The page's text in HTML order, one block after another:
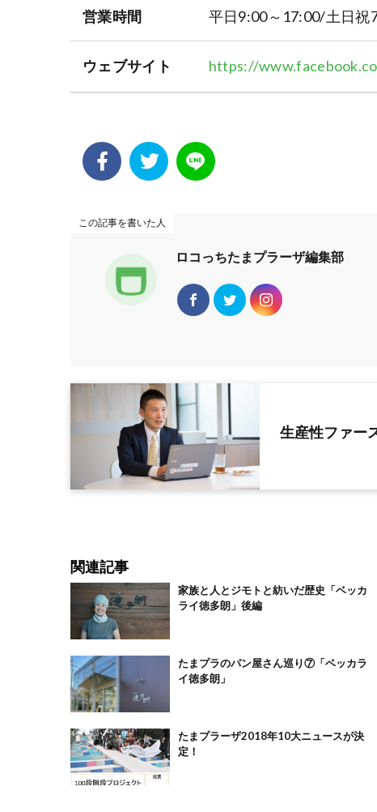
営業時間 平日9:00～17:00/土日祝
ウェブサイト https://
この記事を書いた人
ロコっちたまプラーザ編集部
生産性ファー
関連記事
家族と人とジモトと紡いだ歴史「ベッカ
ライ徳多朗」後編
たまプラのパン屋さん巡り⑦「ベッカラ
イ徳多朗」
たまプラーザ2018年10大ニュースが決
定！